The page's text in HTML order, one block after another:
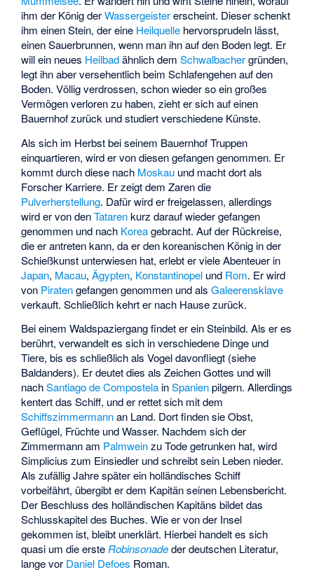
ihm der König derWassergeistererscheint. Dieser schenkt
ihm einen Stein, der eine Heilquelle hervorsprudeln lässt,
einen Sauerbrunnen, wenn man ihn auf den Boden legt. Er
will ein neues Heilbadähnlich demSchwalbachergründen,
legt ihn aber versehentlich beim Schlafengehen auf den
Boden. Völlig verdrossen, schon wieder so ein großes
Vermögen verloren zu haben, zieht er sich auf einen
Bauernhof zurück und studiert verschiedene Künste.
Als sich im Herbst bei seinem Bauernhof Truppen
einquartieren, wird er von diesen gefangen genommen. Er
kommt durch diese nach Moskau und macht dort als
Forscher Karriere. Er zeigt dem Zaren die
Pulverherstellung. Dafür wird er freigelassen, allerdings
wird er von denTatarenkurz darauf wieder gefangen
genommen und nach Koreagebracht. Auf der Rückreise,
die er antreten kann, da er den koreanischen König in der
Schießkunst unterwiesen hat, erlebt er viele Abenteuer in
Japan, Macau,Ägypten, Konstantinopel und Rom. Er wird
von Piratengefangen genommen und alsGaleerensklave
verkauft. Schließlich kehrt er nach Hause zurück.
Bei einem Waldspaziergang findet er ein Steinbild. Als er es
berührt, verwandelt es sich in verschiedene Dinge und
Tiere, bis es schließlich als Vogel davonfliegt (siehe
Baldanders). Er deutet dies als Zeichen Gottes und will
nachSantiago de Compostela inSpanienpilgern. Allerdings
kentert das Schiff, und er rettet sich mit dem
Schiffszimmermannan Land. Dort finden sie Obst,
Geflügel, Früchte und Wasser. Nachdem sich der
Zimmermann am Palmweinzu Tode getrunken hat, wird
Simplicius zum Einsiedler und schreibt sein Leben nieder.
Als zufällig Jahre später ein holländisches Schiff
vorbeifährt, übergibt er dem Kapitän seinen Lebensbericht.
Der Beschluss des holländischen Kapitäns bildet das
Schlusskapitel des Buches. Wie er von der Insel
gekommen ist, bleibt unerklärt. Hierbei handelt es sich
quasi um die ersteRobinsonadeder deutschen Literatur,
lange vor Daniel Defoes Roman.